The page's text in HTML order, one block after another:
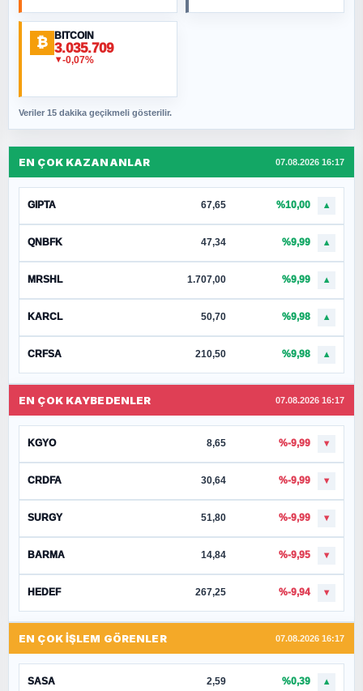
₿ BITCOIN
3.035.709
▼-0,07%
Veriler 15 dakika geçikmeli gösterilir.
EN ÇOK KAZANANLAR 07.08.2026 16:17
GIPTA 67,65 %10,00 ▲
QNBFK 47,34 %9,99 ▲
MRSHL 1.707,00 %9,99 ▲
KARCL 50,70 %9,98 ▲
CRFSA 210,50 %9,98 ▲
EN ÇOK KAYBEDENLER 07.08.2026 16:17
KGYO 8,65 %-9,99 ▼
CRDFA 30,64 %-9,99 ▼
SURGY 51,80 %-9,99 ▼
BARMA 14,84 %-9,95 ▼
HEDEF 267,25 %-9,94 ▼
EN ÇOK İŞLEM GÖRENLER 07.08.2026 16:17
SASA 2,59 %0,39 ▲